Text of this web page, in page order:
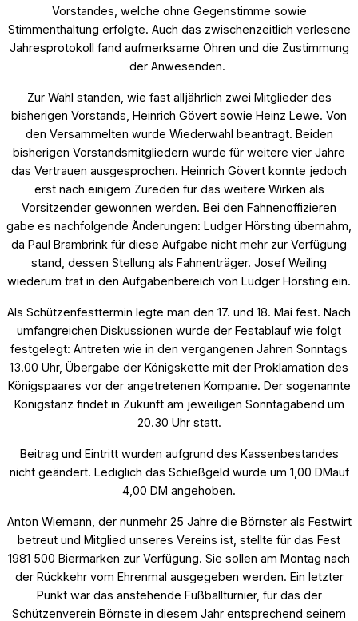
Vorstandes, welche ohne Gegenstimme sowie
Stimmenthaltung erfolgte. Auch das zwischenzeitlich verlesene
Jahresprotokoll fand aufmerksame Ohren und die Zustimmung
der Anwesenden.
Zur Wahl standen, wie fast alljährlich zwei Mitglieder des
bisherigen Vorstands, Heinrich Gövert sowie Heinz Lewe. Von
den Versammelten wurde Wiederwahl beantragt. Beiden
bisherigen Vorstandsmitgliedern wurde für weitere vier Jahre
das Vertrauen ausgesprochen. Heinrich Gövert konnte jedoch
erst nach einigem Zureden für das weitere Wirken als
Vorsitzender gewonnen werden. Bei den Fahnenoffizieren
gabe es nachfolgende Änderungen: Ludger Hörsting übernahm,
da Paul Brambrink für diese Aufgabe nicht mehr zur Verfügung
stand, dessen Stellung als Fahnenträger. Josef Weiling
wiederum trat in den Aufgabenbereich von Ludger Hörsting ein.
Als Schützenfesttermin legte man den 17. und 18. Mai fest. Nach
umfangreichen Diskussionen wurde der Festablauf wie folgt
festgelegt: Antreten wie in den vergangenen Jahren Sonntags
13.00 Uhr, Übergabe der Königskette mit der Proklamation des
Königspaares vor der angetretenen Kompanie. Der sogenannte
Königstanz findet in Zukunft am jeweiligen Sonntagabend um
20.30 Uhr statt.
Beitrag und Eintritt wurden aufgrund des Kassenbestandes
nicht geändert. Lediglich das Schießgeld wurde um 1,00 DMauf
4,00 DM angehoben.
Anton Wiemann, der nunmehr 25 Jahre die Börnster als Festwirt
betreut und Mitglied unseres Vereins ist, stellte für das Fest
1981 500 Biermarken zur Verfügung. Sie sollen am Montag nach
der Rückkehr vom Ehrenmal ausgegeben werden. Ein letzter
Punkt war das anstehende Fußballturnier, für das der
Schützenverein Börnste in diesem Jahr entsprechend seinem